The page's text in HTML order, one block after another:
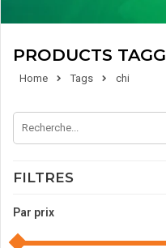
PRODUCTS
Home Tags chi
FILTRES
Par prix